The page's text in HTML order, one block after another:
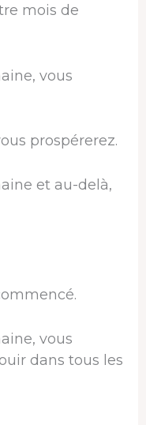
mois de
vous
prospérerez.
et au-delà,
vous
dans tous les